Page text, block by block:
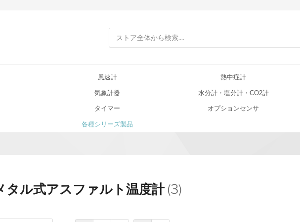
検索
風速計 熱中症計
気象計器 水分計・塩分計・CO2計
タイマー オプションセンサ
各種シリーズ製品
タル式アスファルト温度計(3)